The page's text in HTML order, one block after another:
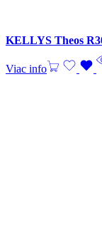
KELLYS Theos
Viac info